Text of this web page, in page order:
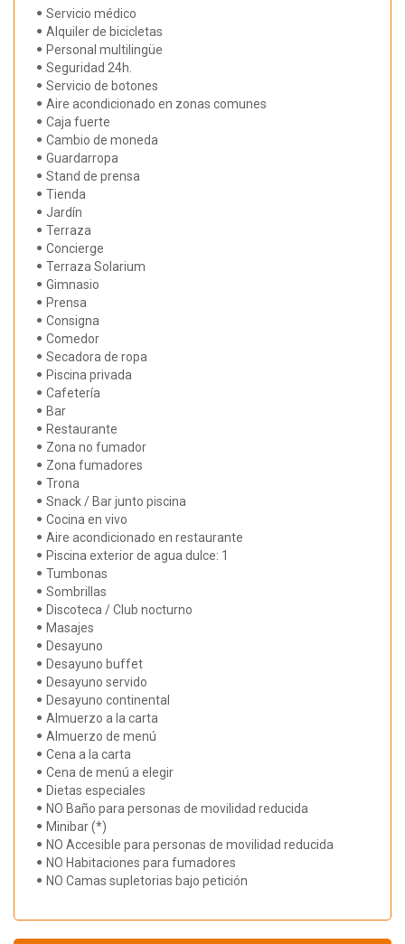
Servicio médico
Alquiler de bicicletas
Personal multilingüe
Seguridad 24h.
Servicio de botones
Aire acondicionado en zonas comunes
Caja fuerte
Cambio de moneda
Guardarropa
Stand de prensa
Tienda
Jardín
Terraza
Concierge
Terraza Solarium
Gimnasio
Prensa
Consigna
Comedor
Secadora de ropa
Piscina privada
Cafetería
Bar
Restaurante
Zona no fumador
Zona fumadores
Trona
Snack / Bar junto piscina
Cocina en vivo
Aire acondicionado en restaurante
Piscina exterior de agua dulce: 1
Tumbonas
Sombrillas
Discoteca / Club nocturno
Masajes
Desayuno
Desayuno buffet
Desayuno servido
Desayuno continental
Almuerzo a la carta
Almuerzo de menú
Cena a la carta
Cena de menú a elegir
Dietas especiales
NO Baño para personas de movilidad reducida
Minibar (*)
NO Accesible para personas de movilidad reducida
NO Habitaciones para fumadores
NO Camas supletorias bajo petición